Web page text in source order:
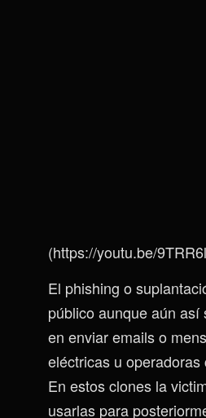
(https://youtu.be/
El phishing o
público aunque aún
en enviar emails o
eléctricas u operadoras
En estos clones la
usarlas para